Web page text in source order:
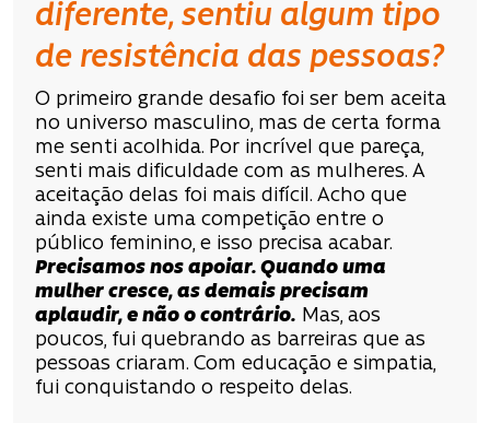
diferente, sentiu algum tipo
de resistência das pessoas?
O primeiro grande desafio foi ser bem aceita
no universo masculino, mas de certa forma
me senti acolhida. Por incrível que pareça,
senti mais dificuldade com as mulheres. A
aceitação delas foi mais difícil. Acho que
ainda existe uma competição entre o
público feminino, e isso precisa acabar.
Precisamos nos apoiar. Quando uma
mulher cresce, as demais precisam
aplaudir, e não o contrário. Mas, aos
poucos, fui quebrando as barreiras que as
pessoas criaram. Com educação e simpatia,
fui conquistando o respeito delas.